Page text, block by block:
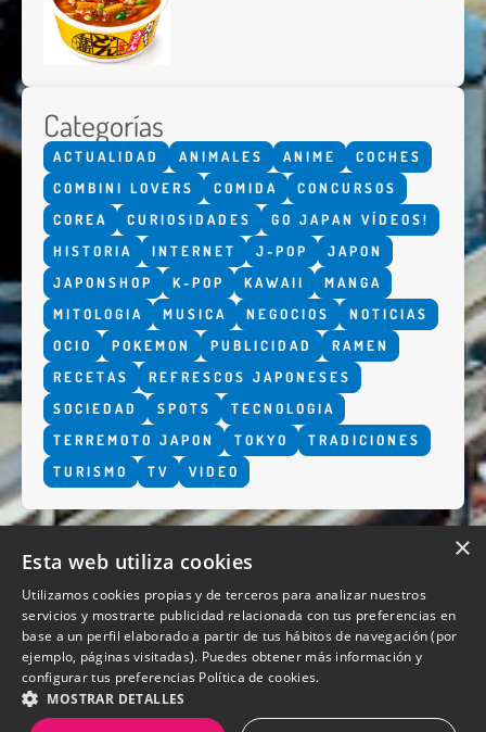
Categorías
ACTUALIDAD ANIMALES ANIME
COCHES
COMBINI LOVERS
COMIDA
CONCURSOS
COREA
CURIOSIDADES
GO JAPAN VÍDEOS!
HISTORIA
INTERNET J-POP
JAPON
JAPONSHOP
K-POP KAWAII
MANGA
MITOLOGIA
MUSICA NEGOCIOS
NOTICIAS
OCIO
POKEMON PUBLICIDAD
RAMEN
RECETAS
REFRESCOS JAPONESES
SOCIEDAD
SPOTS
TECNOLOGIA
TERREMOTO JAPON
TOKYO
TRADICIONES
TURISMO
TV VIDEO
QUIENES SOMOS
×
Esta web utiliza cookies
Utilizamos cookies propias y de terceros para analizar nuestros
servicios y mostrarte publicidad relacionada con tus preferencias en
base a un perfil elaborado a partir de tus hábitos de navegación (por
ejemplo, páginas visitadas). Puedes obtener más información y
configurar tus preferencias Política de cookies.
MOSTRAR DETALLES